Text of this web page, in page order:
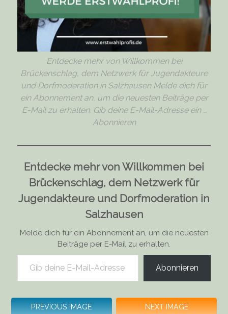
Entdecke mehr von Willkommen bei
Brückenschlag, dem Netzwerk für Jugendakteure
und Dorfmoderation in Salzhausen Melde dich für
ein Abonnement an, um die neuesten Beiträge per
E-Mail zu erhalten. Gib deine E-Mail-Adresse ein …
Abonnieren
Entdecke mehr von Willkommen bei
Brückenschlag, dem Netzwerk für
Jugendakteure und Dorfmoderation in
Salzhausen
Melde dich für ein Abonnement an, um die neuesten
Beiträge per E-Mail zu erhalten.
Gib deine E-Mail-Adresse ein ...
Abonnieren
PREVIOUS IMAGE NEXT IMAGE